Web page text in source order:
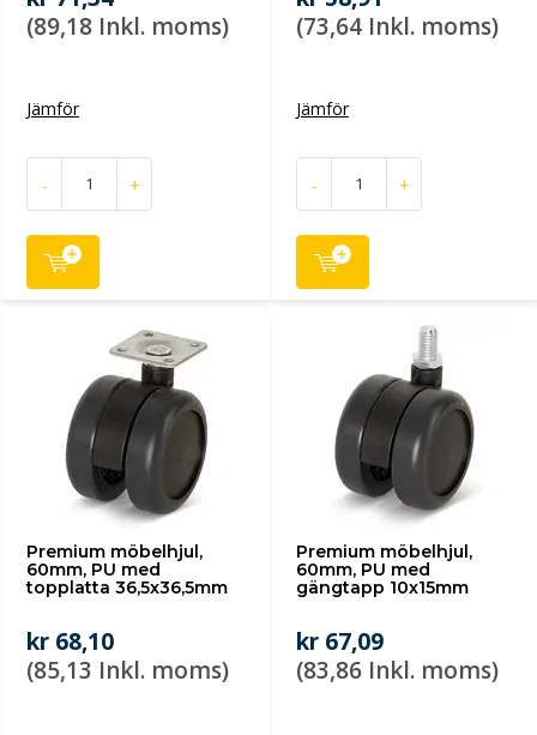
(89,18 Inkl. moms)
Jämför
- +
(73,64 Inkl. moms)
Jämför
- +
Premium möbelhjul,
60mm, PU med
topplatta 36,5x36,5mm
kr 68,10
(85,13 Inkl. moms)
Premium möbelhjul,
60mm, PU med
gängtapp 10x15mm
kr 67,09
(83,86 Inkl. moms)